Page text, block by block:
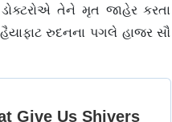
ડોક્ટરોએ તેને મૃત જાહેર કરતા
હૈયાફાટ રુદનના પગલે હાજર સૌ